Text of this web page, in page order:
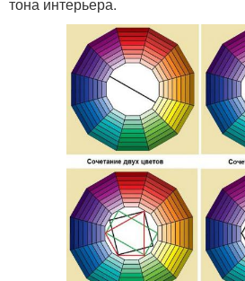
тона интерьера.